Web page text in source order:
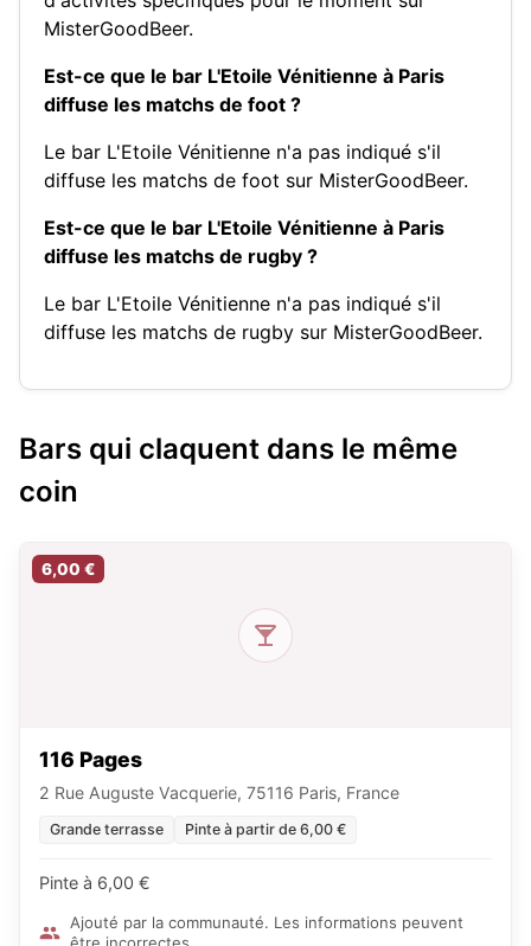
MisterGoodBeer.
Est-ce que le bar L'Etoile Vénitienne à Paris
diffuse les matchs de foot ?
Le bar L'Etoile Vénitienne n'a pas indiqué s'il
diffuse les matchs de foot sur MisterGoodBeer.
Est-ce que le bar L'Etoile Vénitienne à Paris
diffuse les matchs de rugby ?
Le bar L'Etoile Vénitienne n'a pas indiqué s'il
diffuse les matchs de rugby sur MisterGoodBeer.
Bars qui claquent dans le même
coin
6,00 €
116 Pages
2 Rue Auguste Vacquerie, 75116 Paris, France
Grande terrasse Pinte à partir de 6,00 €
Pinte à 6,00 €
Ajouté par la communauté. Les informations peuvent